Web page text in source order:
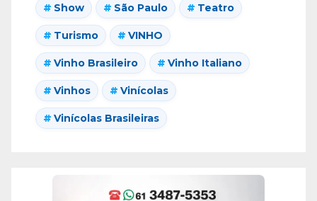
Show São Paulo Teatro
Turismo VINHO
Vinho Brasileiro Vinho Italiano
Vinhos Vinícolas
Vinícolas Brasileiras